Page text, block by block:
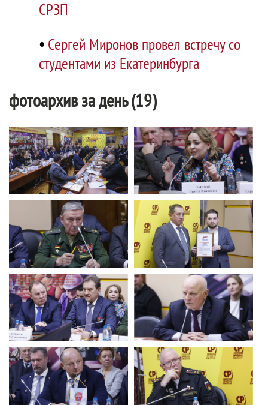
СРЗП
• Сергей Миронов провел встречу со
студентами из Екатеринбурга
фотоархив за день (19)